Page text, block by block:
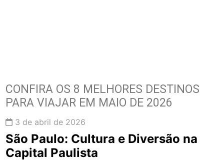
CONFIRA OS 8 MELHORES DESTINOS
PARA VIAJAR EM MAIO DE 2026
3 de abril de 2026
São Paulo: Cultura e Diversão na
Capital Paulista